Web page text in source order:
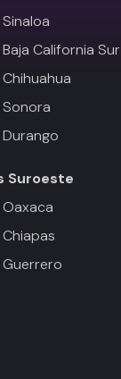
California Sur
Suroeste